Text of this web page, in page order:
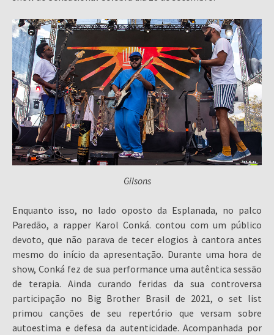
Gilsons
Enquanto isso, no lado oposto da Esplanada, no palco
Paredão, a rapper Karol Conká. contou com um público
devoto, que não parava de tecer elogios à cantora antes
mesmo do início da apresentação. Durante uma hora de
show, Conká fez de sua performance uma autêntica sessão
de terapia. Ainda curando feridas da sua controversa
participação no Big Brother Brasil de 2021, o set list
primou canções de seu repertório que versam sobre
autoestima e defesa da autenticidade. Acompanhada por